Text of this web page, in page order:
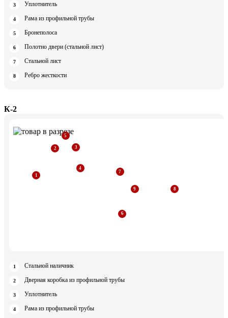
Уплотнитель
Рама из профильной трубы
Бронеполоса
Полотно двери (стальной лист)
Стальной лист
Ребро жесткости
К-2
Стальной наличник
Дверная коробка из профильной трубы
Уплотнитель
Рама из профильной трубы